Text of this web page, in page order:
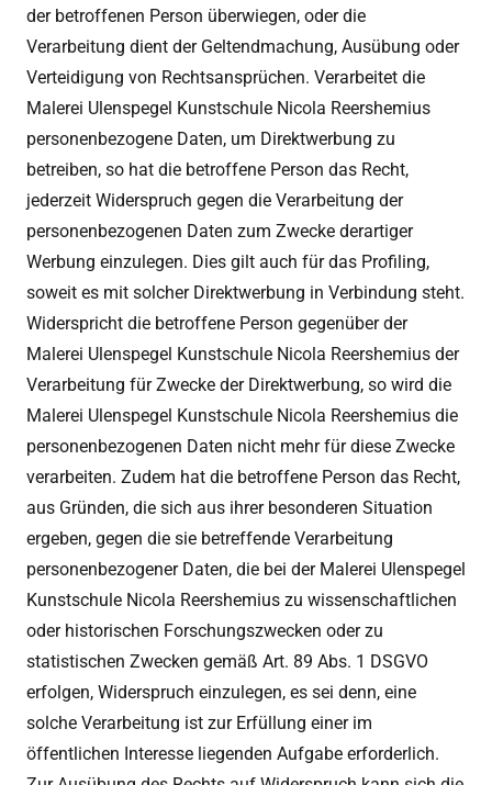
der betroffenen Person überwiegen, oder die
Verarbeitung dient der Geltendmachung, Ausübung oder
Verteidigung von Rechtsansprüchen. Verarbeitet die
Malerei Ulenspegel Kunstschule Nicola Reershemius
personenbezogene Daten, um Direktwerbung zu
betreiben, so hat die betroffene Person das Recht,
jederzeit Widerspruch gegen die Verarbeitung der
personenbezogenen Daten zum Zwecke derartiger
Werbung einzulegen. Dies gilt auch für das Profiling,
soweit es mit solcher Direktwerbung in Verbindung steht.
Widerspricht die betroffene Person gegenüber der
Malerei Ulenspegel Kunstschule Nicola Reershemius der
Verarbeitung für Zwecke der Direktwerbung, so wird die
Malerei Ulenspegel Kunstschule Nicola Reershemius die
personenbezogenen Daten nicht mehr für diese Zwecke
verarbeiten. Zudem hat die betroffene Person das Recht,
aus Gründen, die sich aus ihrer besonderen Situation
ergeben, gegen die sie betreffende Verarbeitung
personenbezogener Daten, die bei der Malerei Ulenspegel
Kunstschule Nicola Reershemius zu wissenschaftlichen
oder historischen Forschungszwecken oder zu
statistischen Zwecken gemäß Art. 89 Abs. 1 DSGVO
erfolgen, Widerspruch einzulegen, es sei denn, eine
solche Verarbeitung ist zur Erfüllung einer im
öffentlichen Interesse liegenden Aufgabe erforderlich.